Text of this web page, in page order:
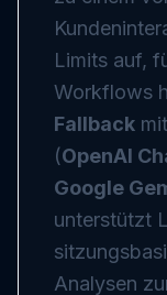
Limits auf,
Workflows
Fallback
(OpenAI
Google
unterstützt
Analysen